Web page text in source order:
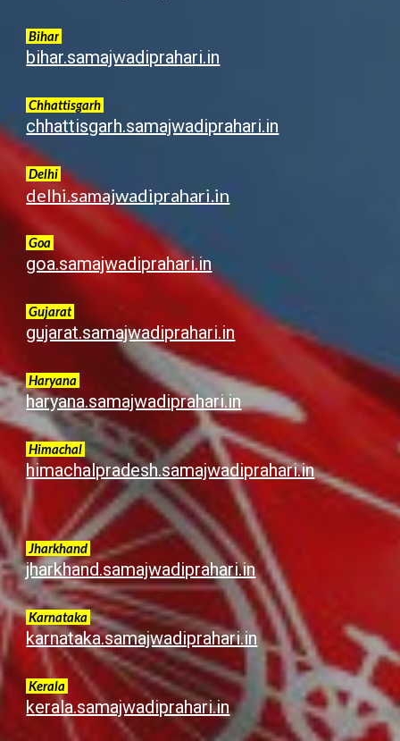
Bihar
bihar.samajwadiprahari.in
Chhattisgarh
chhattisgarh.samajwadiprahari.in
Delhi
delhi.samajwadiprahari.in
Goa
goa.samajwadiprahari.in
Gujarat
gujarat.samajwadiprahari.in
Haryana
haryana.samajwadiprahari.in
Himachal
himachalpradesh.samajwadiprahari.in
Jharkhand
jharkhand.samajwadiprahari.in
Karnataka
karnataka.samajwadiprahari.in
Kerala
kerala.samajwadiprahari.in